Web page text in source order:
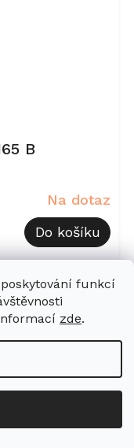
funkcí
zde.
B
Na dotaz
Do košíku
Kód: 11581200